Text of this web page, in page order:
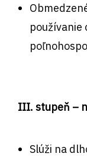
používanie
III. stupeň –
Slúži na